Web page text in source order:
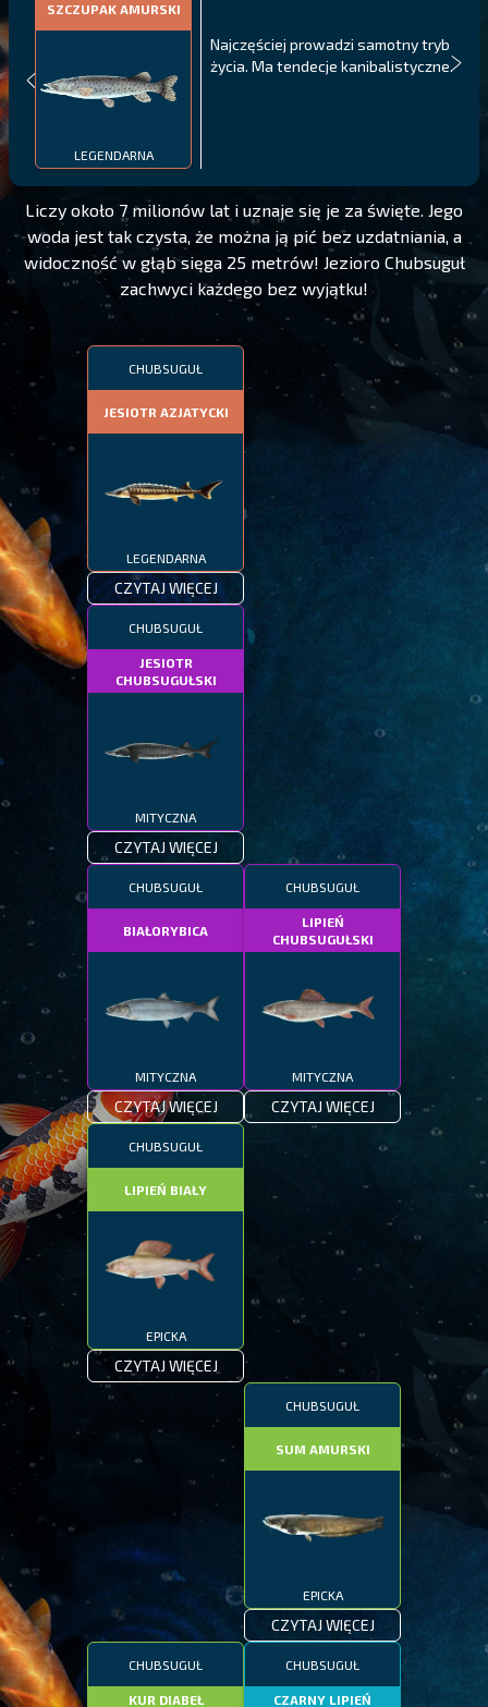
SZCZUPAK AMURSKI
LEGENDARNA
Najczęściej prowadzi samotny tryb
życia. Ma tendecje kanibalistyczne.
Liczy około 7 milionów lat i uznaje się je za święte. Jego
woda jest tak czysta, że można ją pić bez uzdatniania, a
widoczność w głąb sięga 25 metrów! Jezioro Chubsuguł
zachwyci każdego bez wyjątku!
CHUBSUGUŁ
JESIOTR AZJATYCKI
LEGENDARNA
CZYTAJ WIĘCEJ
CHUBSUGUŁ
JESIOTR
CHUBSUGUŁSKI
MITYCZNA
CZYTAJ WIĘCEJ
CHUBSUGUŁ
BIAŁORYBICA
MITYCZNA
CZYTAJ WIĘCEJ
CHUBSUGUŁ
LIPIEŃ
CHUBSUGUŁSKI
MITYCZNA
CZYTAJ WIĘCEJ
CHUBSUGUŁ
LIPIEŃ BIAŁY
EPICKA
CZYTAJ WIĘCEJ
CHUBSUGUŁ
SUM AMURSKI
EPICKA
CZYTAJ WIĘCEJ
CHUBSUGUŁ
KUR DIABEŁ
CHUBSUGUŁ
CZARNY LIPIEŃ